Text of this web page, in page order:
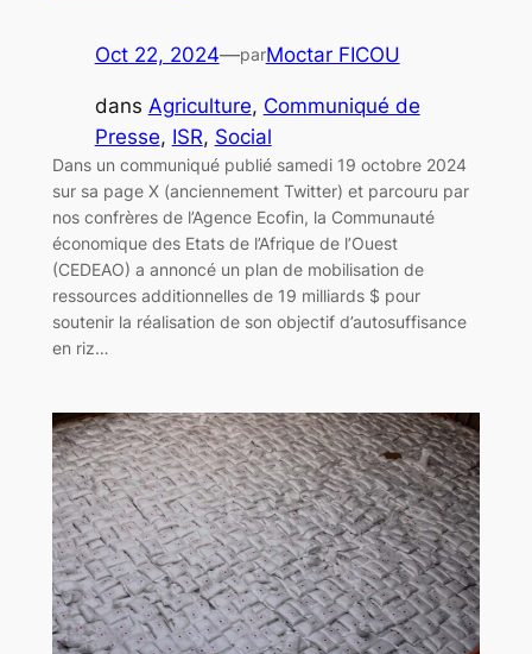
Oct 22, 2024—parMoctar FICOU
dans Agriculture, Communiqué de
Presse, ISR, Social
Dans un communiqué publié samedi 19 octobre 2024
sur sa page X (anciennement Twitter) et parcouru par
nos confrères de l’Agence Ecofin, la Communauté
économique des Etats de l’Afrique de l’Ouest
(CEDEAO) a annoncé un plan de mobilisation de
ressources additionnelles de 19 milliards $ pour
soutenir la réalisation de son objectif d’autosuffisance
en riz…